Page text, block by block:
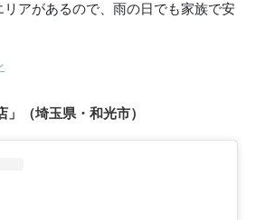
アがあるので、雨の日でも家族で安
」（埼玉県・和光市）